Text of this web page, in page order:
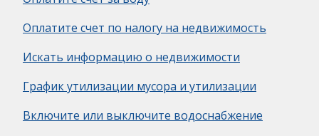
Оплатите счет по налогу на недвижимость
Искать информацию о недвижимости
График утилизации мусора и утилизации
Включите или выключите водоснабжение